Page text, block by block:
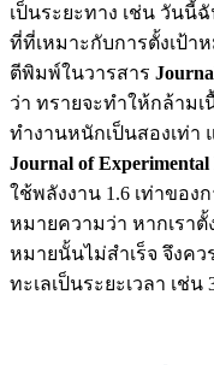
เป็นระยะทาง เช่น วันนี้
ที่ที่เหมาะกับการตั้งเป้า
ตีพิมพ์ในวารสาร
ว่า ทรายจะทำให้กล้ามเ
ทำงานหนักเป็นสองเท่า
Journal of Experimental
ใช้พลังงาน 1.6 เท่าขอ
หมายความว่า หากเราตั้
หมายนั้นไม่สำเร็จ จึงค
ทะเลเป็นระยะเวลา เช่